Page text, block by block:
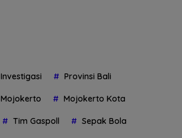
Investigasi Provinsi Bali
Mojokerto Mojokerto Kota
Tim Gaspoll Sepak Bola